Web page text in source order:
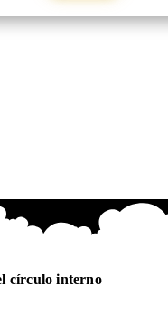
círculo interno